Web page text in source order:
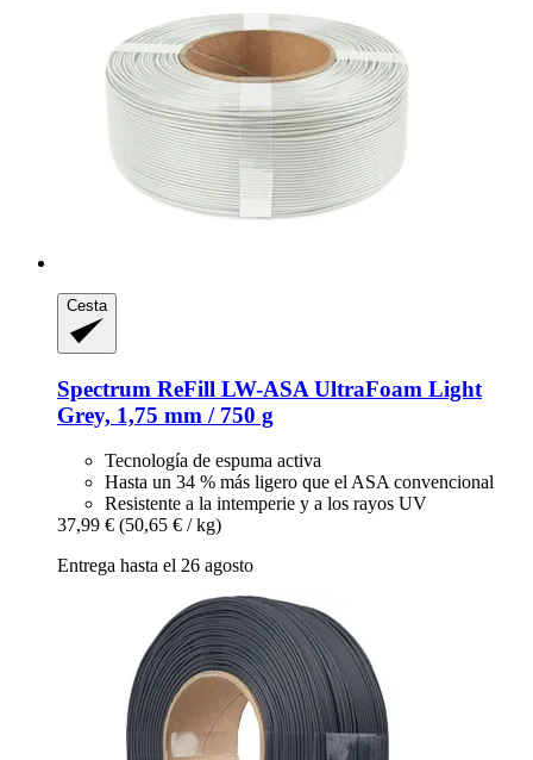
Cesta
Spectrum ReFill LW-​ASA UltraFoam Light
Grey, 1,75 mm / 750 g
Tecnología de espuma activa
Hasta un 34 % más ligero que el ASA convencional
Resistente a la intemperie y a los rayos UV
37,99 € (50,65 € / kg)
Entrega hasta el 26 agosto